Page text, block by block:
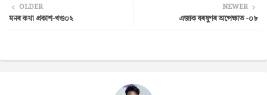
NEWER
এজাক বৰষুণৰ অপেক্ষাত -০৮
OLDER
মনৰ কথা প্ৰকাশ-খণ্ড০২